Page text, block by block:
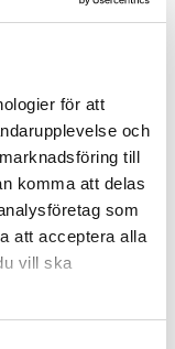
för att
och
till
komma att delas
som
att acceptera alla
vill ska
Stora
priset till